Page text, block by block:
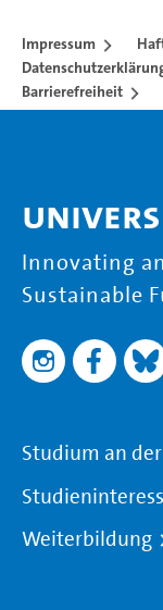
Impressum
Barrierefreiheit
Innovating
Sustainable
Studium an
Weiterbildung